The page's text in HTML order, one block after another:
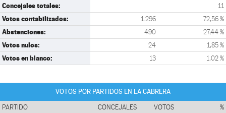
Concejales totales: 11
Votos contabilizados: 1.296 72,56 %
Abstenciones: 490 27,44 %
Votos nulos: 24 1,85 %
Votos en blanco: 13 1,02 %
VOTOS POR PARTIDOS EN LA CABRERA
PARTIDO CONCEJALES VOTOS %